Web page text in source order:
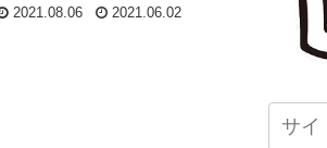
2021.08.06 2021.06.02